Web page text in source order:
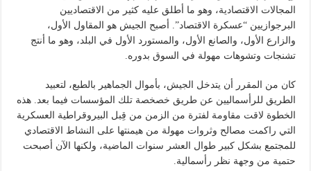
المجالات الاقتصادية، وهو ما أطلق عليه كثير من الاقتصاديين
البرجوازيين “عسكرة الاقتصاد”. أصبح الجيش هو المقاول الأول،
والزارع الأول، والصانع الأول، والمستورد الأول في البلد، وهو ما أنتج
تشنجات وتشوهات مهولة في السوق بدوره.
كان من المقرر أن يتدخل الجيش، بأموال الجماهير بالطبع، لتعبيد
الطريق للرأسماليين عن طريق خصخصة تلك المؤسسات فيما بعد. هذه
الخطوة لاقت مقاومة لفترة من الزمن من قِبل البيروقراطية العسكرية
التي راكمت مصالح وثروات مهولة من هيمنتها على النشاط الاقتصادي
للمجتمع بشكل كبير طوال العشر سنوات الماضية، ولكنها الآن أصبحت
حتمية من وجهة نظر رأسمالية.